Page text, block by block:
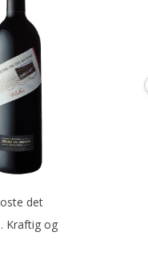
det
Kraftig og